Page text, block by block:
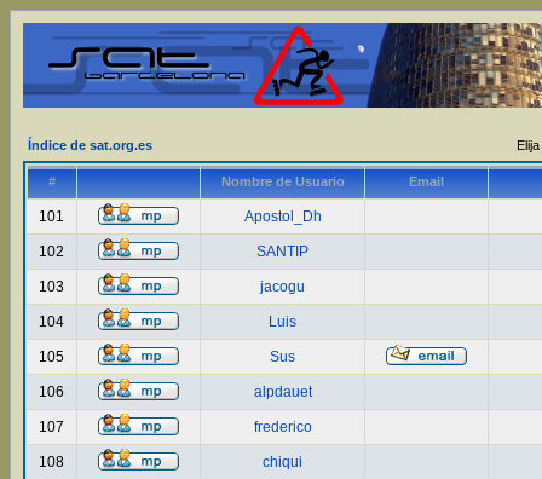
Índice de sat.org.es
# Nombre de Usuario Email
101 Apostol_Dh
102 SANTIP
103 jacogu
104 Luis
105 Sus
106 alpdauet
107 frederico
108 chiqui